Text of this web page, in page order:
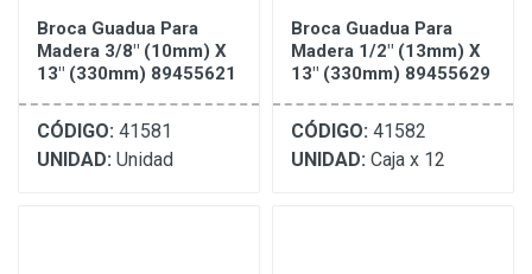
Broca Guadua Para
Madera 3/8" (10mm) X
13" (330mm) 89455621
CÓDIGO: 41581
UNIDAD: Unidad
Broca Guadua Para
Madera 1/2" (13mm) X
13" (330mm) 89455629
CÓDIGO: 41582
UNIDAD: Caja x 12